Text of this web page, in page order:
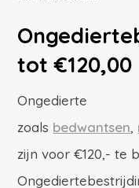
tot €120,00
Ongedierte
zoals bedwantsen,
zijn voor €120,- te